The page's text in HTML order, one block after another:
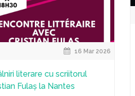
16 Mar 2026
literare cu scriitorul
Fulaș la Nantes